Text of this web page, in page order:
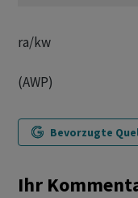
ra/kw
(AWP)
Bevorzugte
Ihr